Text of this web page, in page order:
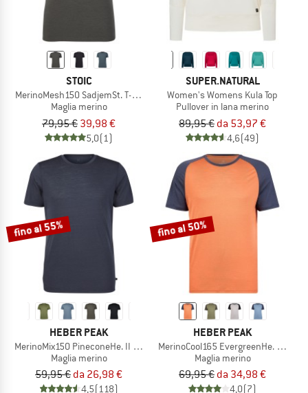
STOIC
MerinoMesh150 SadjemSt. T-Shirt
Maglia merino
79,95 € 39,98 €
5,0(1)
SUPER.NATURAL
Women's Womens Kula Top
Pullover in lana merino
89,95 € da 53,97 €
4,6(49)
fino al 55%
HEBER PEAK
MerinoMix150 PineconeHe. II T-Shirt
Maglia merino
59,95 € da 26,98 €
4,5(118)
fino al 50%
HEBER PEAK
MerinoCool165 EvergreenHe. T-Shirt
Maglia merino
69,95 € da 34,98 €
4,0(7)